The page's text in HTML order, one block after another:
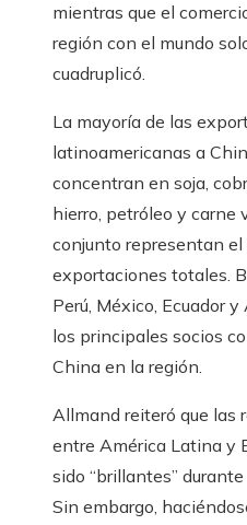
mientras que el
región con el mundo
cuadruplicó.
La mayoría de las
latinoamericanas a
concentran en soja,
hierro, petróleo y carne
conjunto representan el
exportaciones totales.
Perú, México, Ecuador
los principales socios
China en la región.
Allmand reiteró que las
entre América Latina y
sido “brillantes”
Sin embargo,